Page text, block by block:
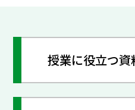
授業に役立つ資